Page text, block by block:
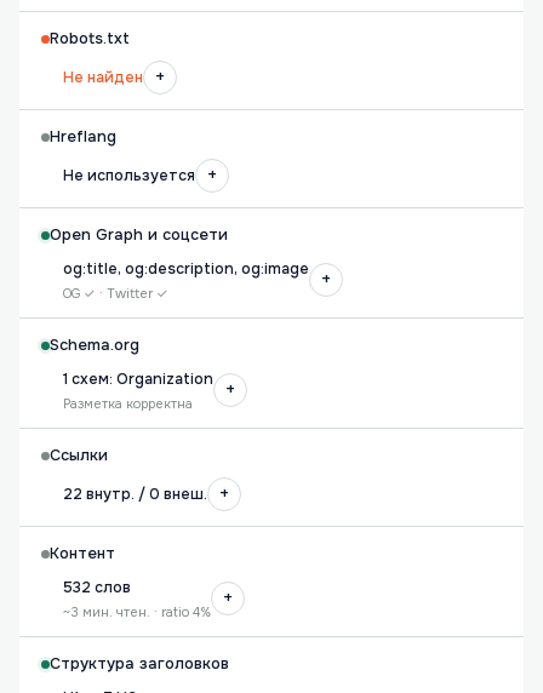
Robots.txt
Не найден
+
Hreflang
Не используется
+
Open Graph и соцсети
og:title, og:description, og:image
OG ✓ · Twitter ✓
+
Schema.org
1 схем: Organization
Разметка корректна
+
Ссылки
22 внутр. / 0 внеш.
+
Контент
532 слов
~3 мин. чтен. · ratio 4%
+
Структура заголовков